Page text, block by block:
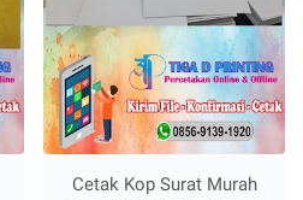
Cetak Kop Surat Murah